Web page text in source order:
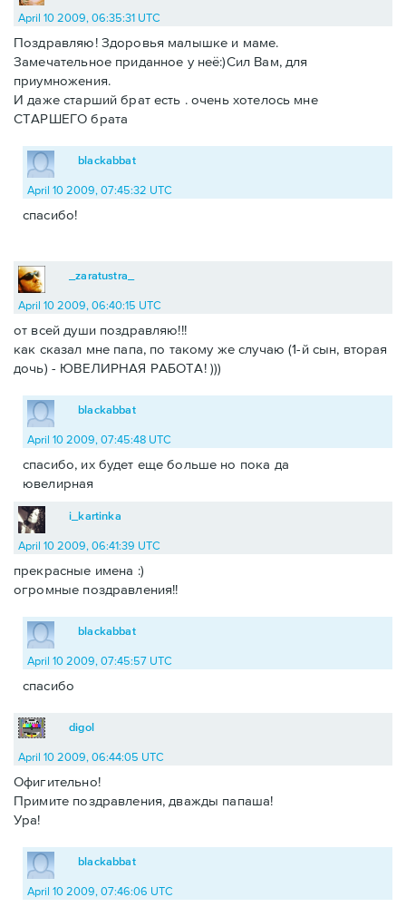
April 10 2009, 06:35:31 UTC
Поздравляю! Здоровья малышке и маме.
Замечательное приданное у неё:)Сил Вам, для
приумножения.
И даже старший брат есть . очень хотелось мне
СТАРШЕГО брата
blackabbat
April 10 2009, 07:45:32 UTC
спасибо!
_zaratustra_
April 10 2009, 06:40:15 UTC
от всей души поздравляю!!!
как сказал мне папа, по такому же случаю (1-й сын, вторая
дочь) - ЮВЕЛИРНАЯ РАБОТА! )))
blackabbat
April 10 2009, 07:45:48 UTC
спасибо, их будет еще больше но пока да
ювелирная
i_kartinka
April 10 2009, 06:41:39 UTC
прекрасные имена :)
огромные поздравления!!
blackabbat
April 10 2009, 07:45:57 UTC
спасибо
digol
April 10 2009, 06:44:05 UTC
Офигительно!
Примите поздравления, дважды папаша!
Ура!
blackabbat
April 10 2009, 07:46:06 UTC